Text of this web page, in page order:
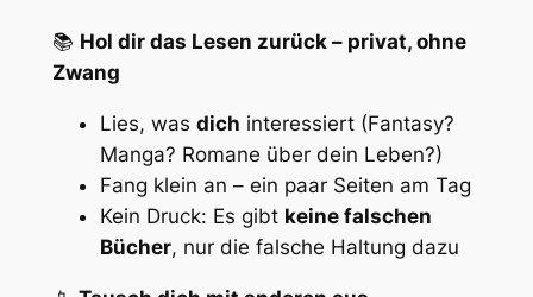
📚 Hol dir das Lesen zurück – privat, ohne
Zwang
Lies, was dich interessiert (Fantasy?
Manga? Romane über dein Leben?)
Fang klein an – ein paar Seiten am Tag
Kein Druck: Es gibt keine falschen
Bücher, nur die falsche Haltung dazu